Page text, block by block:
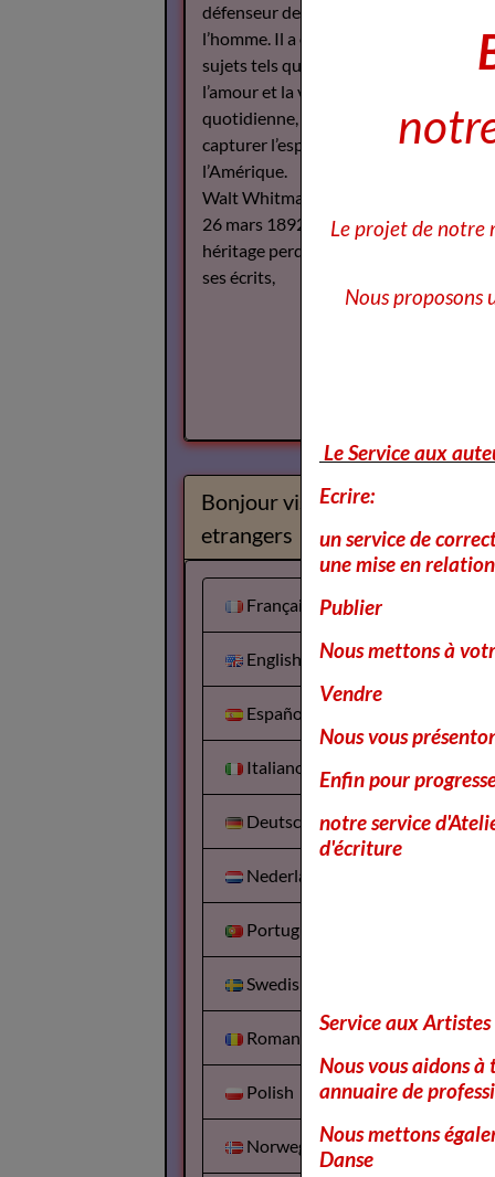
défenseur des droits de
l’homme. Il a écrit sur des
sujets tels que la guerre,
l’amour et la vie
quotidienne, cherchant à
capturer l’esprit de
l’Amérique.
Walt Whitman est décédé le
26 mars 1892, mais son
héritage perdure à travers
ses écrits,
Bonjour visiteurs
etrangers
Français
English
Español
Italiano
Deutsch
Nederlands
Portuguesa
Swedish
Romanian
Polish
Norwegian
Le projet de notre
Nous proposons
Le Service aux
Ecrire:
un service de
une mise en
Publier
Nous mettons à
Vendre
Nous vous
Enfin pour
notre service
d'écriture
Service aux Artistes
Nous vous aidons
annuaire de
Nous mettons
Danse